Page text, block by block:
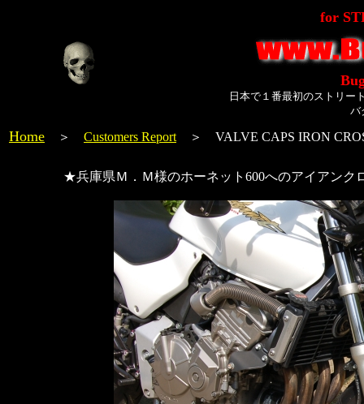
for
日本で１番最初のストリー
バ
Home ＞ Customers Report ＞ VALVE CAPS IRON
★兵庫県Ｍ．Ｍ様のホーネット600へのアイアン